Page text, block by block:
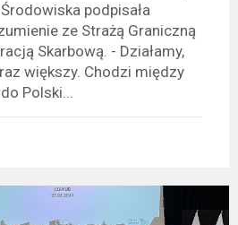
podpisała
ze Strażą Graniczną
Skarbową. - Działamy,
większy. Chodzi między
Polski...